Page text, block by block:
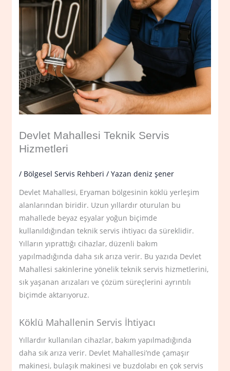
Devlet Mahallesi Teknik Servis
Hizmetleri
/ Bölgesel Servis Rehberi / Yazan deniz şener
Devlet Mahallesi, Eryaman bölgesinin köklü yerleşim
alanlarından biridir. Uzun yıllardır oturulan bu
mahallede beyaz eşyalar yoğun biçimde
kullanıldığından teknik servis ihtiyacı da süreklidir.
Yılların yıprattığı cihazlar, düzenli bakım
yapılmadığında daha sık arıza verir. Bu yazıda Devlet
Mahallesi sakinlerine yönelik teknik servis hizmetlerini,
sık yaşanan arızaları ve çözüm süreçlerini ayrıntılı
biçimde aktarıyoruz.
Köklü Mahallenin Servis İhtiyacı
Yıllardır kullanılan cihazlar, bakım yapılmadığında
daha sık arıza verir. Devlet Mahallesi’nde çamaşır
makinesi, bulaşık makinesi ve buzdolabı en çok servis